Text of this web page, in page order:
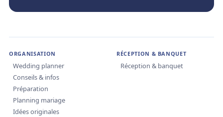
ORGANISATION
Wedding planner
Conseils & infos
Préparation
Planning mariage
Idées originales
RÉCEPTION & BANQUET
Réception & banquet